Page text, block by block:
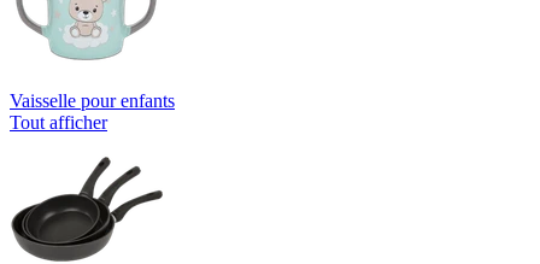
Vaisselle pour enfants
Tout afficher